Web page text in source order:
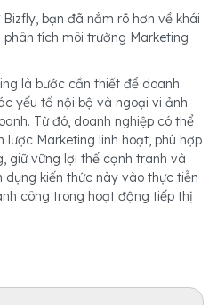
bạn đã nắm rõ hơn về khái
tích môi trường Marketing
là bước cần thiết để doanh
yếu tố nội bộ và ngoại vi ảnh
Từ đó, doanh nghiệp có thể
Marketing linh hoạt, phù hợp
giữ vững lợi thế cạnh tranh và
kiến thức này vào thực tiễn
công trong hoạt động tiếp thị